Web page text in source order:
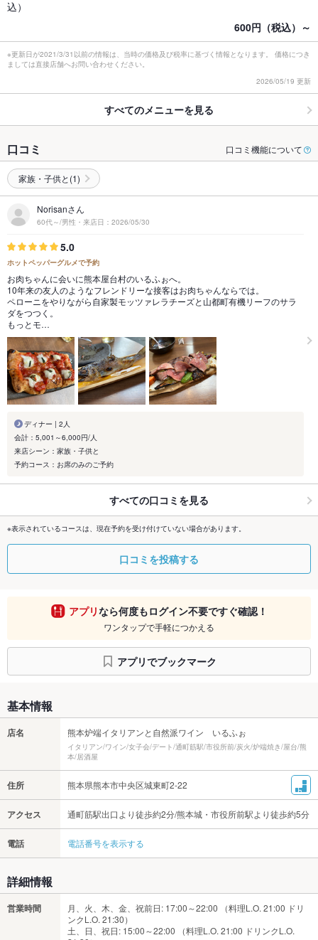
込）
600円（税込）～
※更新日が2021/3/31以前の情報は、当時の価格及び税率に基づく情報となります。 価格につき
ましては直接店舗へお問い合わせください。
2026/05/19 更新
すべてのメニューを見る
口コミ 口コミ機能について
家族・子供と(1)
Norisanさん
60代～/男性・来店日：2026/05/30
5.0
ホットペッパーグルメで予約
お肉ちゃんに会いに熊本屋台村のいるふぉへ。
10年来の友人のようなフレンドリーな接客はお肉ちゃんならでは。
ペローニをやりながら自家製モッツァレラチーズと山都町有機リーフのサラ
ダをつつく。
もっとモ…
ディナー | 2人
会計：5,001～6,000円/人
来店シーン：家族・子供と
予約コース：お席のみのご予約
すべての口コミを見る
※表示されているコースは、現在予約を受け付けていない場合があります。
口コミを投稿する
アプリなら何度もログイン不要ですぐ確認！
ワンタップで手軽につかえる
アプリでブックマーク
基本情報
店名 熊本炉端イタリアンと自然派ワイン いるふぉ
イタリアン/ワイン/女子会/デート/通町筋駅/市役所前/炭火/炉端焼き/屋台/熊
本/居酒屋
住所 熊本県熊本市中央区城東町2-22
アクセス 通町筋駅出口より徒歩約2分/熊本城・市役所前駅より徒歩約5分
電話 電話番号を表示する
詳細情報
営業時間
月、火、木、金、祝前日: 17:00～22:00 （料理L.O. 21:00 ドリ
ンクL.O. 21:30）
土、日、祝日: 15:00～22:00 （料理L.O. 21:00 ドリンクL.O.